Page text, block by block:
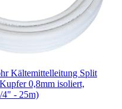
Kältemittelleitung Split
0,8mm isoliert,
4" - 25m)